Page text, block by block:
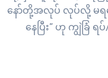
နော်တို့အလုပ် လုပ်လို့ မရ
နေပြီး” ဟု ကျွဲခြံ